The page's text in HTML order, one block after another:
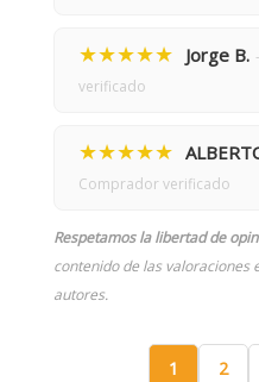
★★★★★ Jorge B.
verificado
★★★★★
Comprador verificado
Respetamos la libertad de
contenido de las valoraciones
autores.
1 2